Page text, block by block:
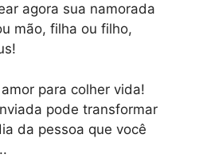
agora sua namorada
mão, filha ou filho,
para colher vida!
pode transformar
da pessoa que você